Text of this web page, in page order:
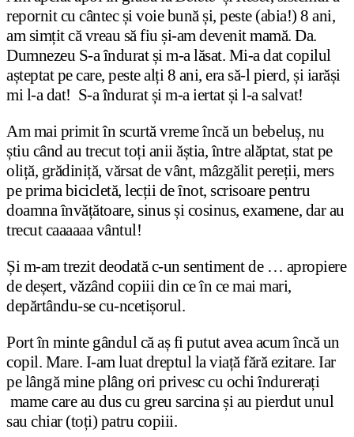
repornit cu cântec și voie bună și, peste (abia!) 8 ani,
am simțit că vreau să fiu și-am devenit mamă. Da.
Dumnezeu S-a îndurat și m-a lăsat. Mi-a dat copilul
așteptat pe care, peste alți 8 ani, era să-l pierd, și iarăși
mi l-a dat! S-a îndurat și m-a iertat și l-a salvat!
Am mai primit în scurtă vreme încă un bebeluș, nu
știu când au trecut toți anii ăștia, între alăptat, stat pe
oliță, grădiniță, vărsat de vânt, mâzgălit pereții, mers
pe prima bicicletă, lecții de înot, scrisoare pentru
doamna învățătoare, sinus și cosinus, examene, dar au
trecut caaaaaa vântul!
Și m-am trezit deodată c-un sentiment de … apropiere
de deșert, văzând copiii din ce în ce mai mari,
depărtându-se cu-ncetișorul.
Port în minte gândul că aș fi putut avea acum încă un
copil. Mare. I-am luat dreptul la viață fără ezitare. Iar
pe lângă mine plâng ori privesc cu ochi îndurerați
mame care au dus cu greu sarcina și au pierdut unul
sau chiar (toți) patru copiii.